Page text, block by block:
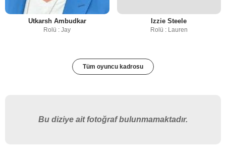
Utkarsh Ambudkar
Rolü : Jay
Izzie Steele
Rolü : Lauren
Tüm oyuncu kadrosu
Bu diziye ait fotoğraf bulunmamaktadır.